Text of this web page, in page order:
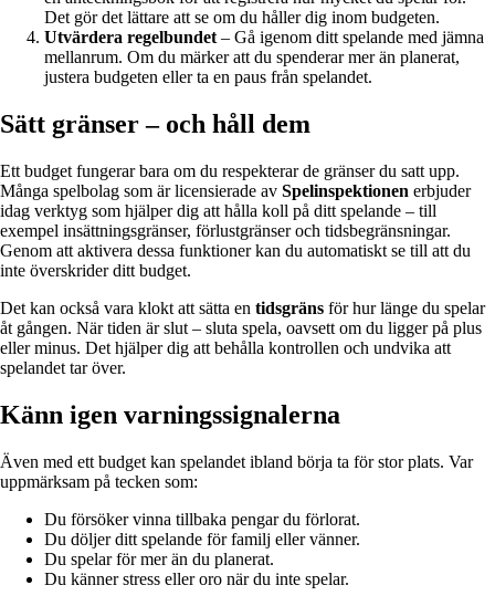
Det gör det lättare att se om du håller dig inom budgeten.
Utvärdera regelbundet– Gå igenom ditt spelande med jämna
mellanrum. Om du märker att du spenderar mer än planerat,
justera budgeten eller ta en paus från spelandet.
Sätt gränser – och håll dem
Ett budget fungerar bara om du respekterar de gränser du satt upp.
Många spelbolag som är licensierade av Spelinspektionen erbjuder
idag verktyg som hjälper dig att hålla koll på ditt spelande – till
exempel insättningsgränser, förlustgränser och tidsbegränsningar.
Genom att aktivera dessa funktioner kan du automatiskt se till att du
inte överskrider ditt budget.
Det kan också vara klokt att sätta en tidsgräns för hur länge du spelar
åt gången. När tiden är slut – sluta spela, oavsett om du ligger på plus
eller minus. Det hjälper dig att behålla kontrollen och undvika att
spelandet tar över.
Känn igen varningssignalerna
Även med ett budget kan spelandet ibland börja ta för stor plats. Var
uppmärksam på tecken som:
Du försöker vinna tillbaka pengar du förlorat.
Du döljer ditt spelande för familj eller vänner.
Du spelar för mer än du planerat.
Du känner stress eller oro när du inte spelar.